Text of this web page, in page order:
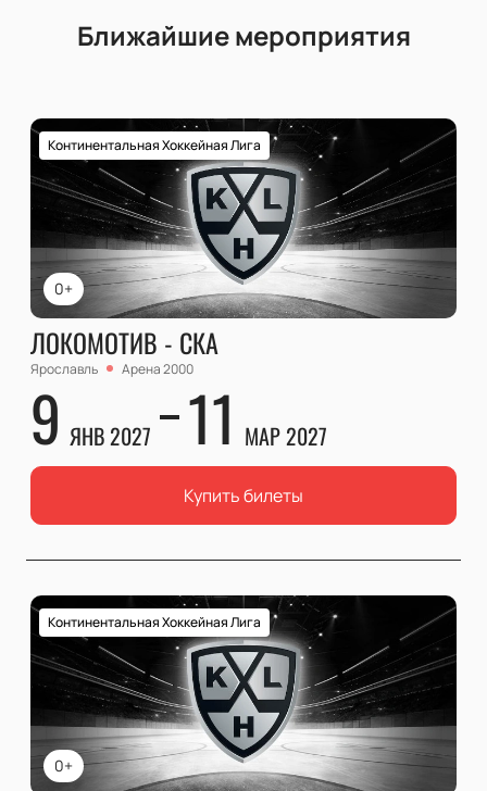
Ближайшие мероприятия
0+
Континентальная Хоккейная Лига
ЛОКОМОТИВ - СКА
Ярославль Арена 2000
9 ЯНВ 2027 11 МАР 2027
Купить билеты
0+
Континентальная Хоккейная Лига